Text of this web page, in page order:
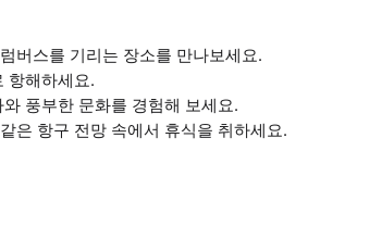
버스를 기리는 장소를 만나보세요.
항해하세요.
풍부한 문화를 경험해 보세요.
은 항구 전망 속에서 휴식을 취하세요.